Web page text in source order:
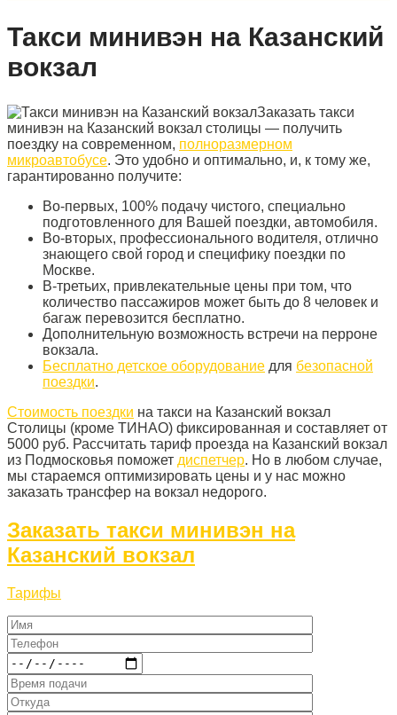
Такси минивэн на Казанский
вокзал
Заказать такси
минивэн на Казанский вокзал столицы — получить
поездку на современном, полноразмерном
микроавтобусе. Это удобно и оптимально, и, к тому же,
гарантированно получите:
Во-первых, 100% подачу чистого, специально
подготовленного для Вашей поездки, автомобиля.
Во-вторых, профессионального водителя, отлично
знающего свой город и специфику поездки по
Москве.
В-третьих, привлекательные цены при том, что
количество пассажиров может быть до 8 человек и
багаж перевозится бесплатно.
Дополнительную возможность встречи на перроне
вокзала.
Бесплатно детское оборудование для безопасной
поездки.
Стоимость поездки на такси на Казанский вокзал
Столицы (кроме ТИНАО) фиксированная и составляет от
5000 руб. Рассчитать тариф проезда на Казанский вокзал
из Подмосковья поможет диспетчер. Но в любом случае,
мы стараемся оптимизировать цены и у нас можно
заказать трансфер на вокзал недорого.
Заказать такси минивэн на
Казанский вокзал
Тарифы